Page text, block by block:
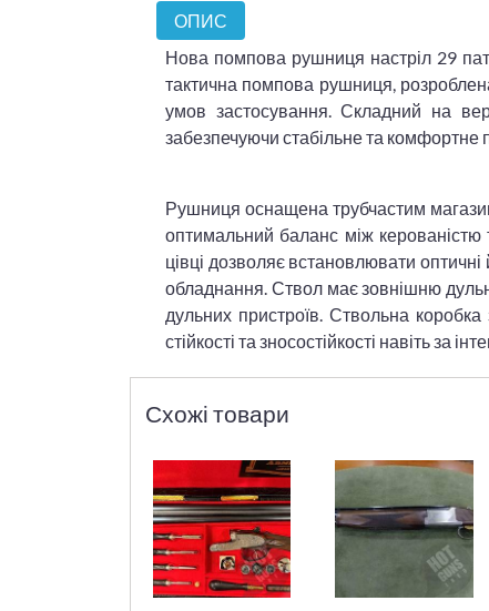
ОПИС
Нова помпова рушниця настріл 29
тактична помпова рушниця,
умов застосування. Складний на
забезпечуючи стабільне та комфортне
Рушниця оснащена трубчастим
оптимальний баланс між керованістю
цівці дозволяє встановлювати
обладнання. Ствол має зовнішню
дульних пристроїв. Ствольна
стійкості та зносостійкості навіть за
Схожі товари